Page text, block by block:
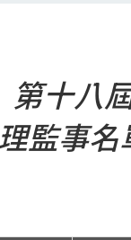
第十八
理監事名